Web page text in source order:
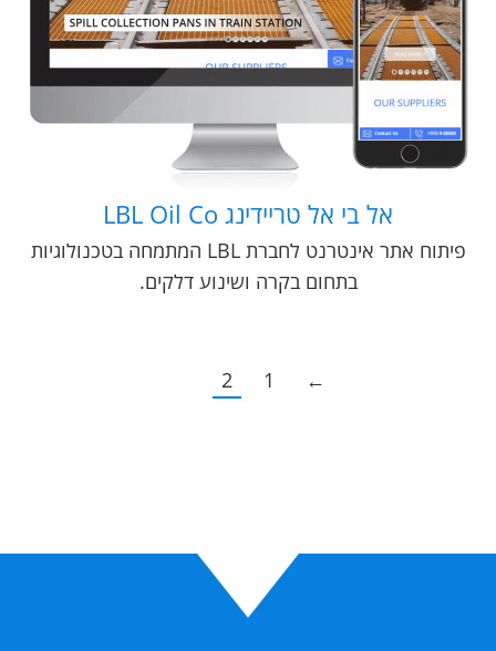
אל בי אל טריידינג LBL Oil Co
פיתוח אתר אינטרנט לחברת LBL המתמחה בטכנולוגיות
בתחום בקרה ושינוע דלקים.
←
1
2